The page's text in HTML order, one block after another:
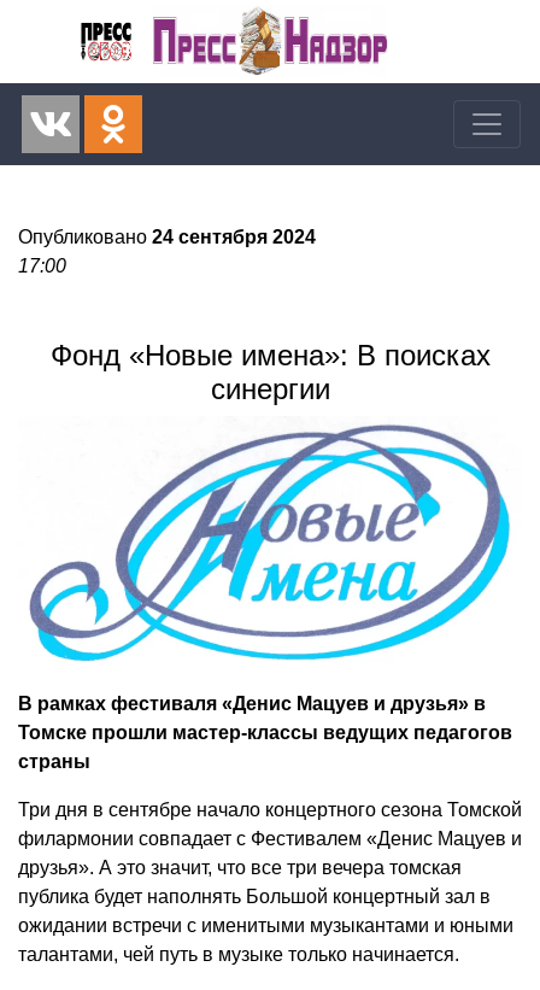
Опубликовано 24 сентября 2024
17:00
Фонд «Новые имена»: В поисках
синергии
В рамках фестиваля «Денис Мацуев и друзья» в
Томске прошли мастер-классы ведущих педагогов
страны
Три дня в сентябре начало концертного сезона Томской
филармонии совпадает с Фестивалем «Денис Мацуев и
друзья». А это значит, что все три вечера томская
публика будет наполнять Большой концертный зал в
ожидании встречи с именитыми музыкантами и юными
талантами, чей путь в музыке только начинается.